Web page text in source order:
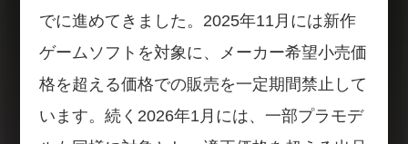
でに進めてきました。2025年11月には新作
ゲームソフトを対象に、メーカー希望小売価
格を超える価格での販売を一定期間禁止して
います。続く2026年1月には、一部プラモデ